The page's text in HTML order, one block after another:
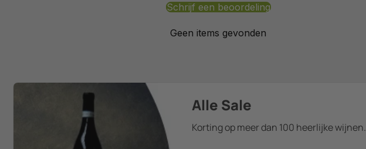
Schrijf een beoordeling
Geen items gevonden
Alle Sale
Korting op meer dan 100 heerlijke wijnen.